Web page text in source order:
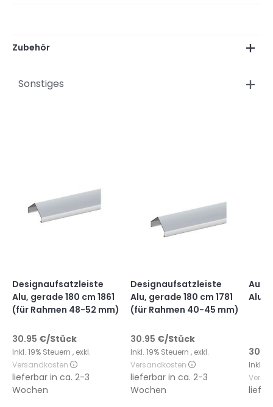
Zubehör
Sonstiges
Designaufsatzleiste
Alu, gerade 180 cm 1861
(für Rahmen 48-52 mm)
30.95 €/Stück
Inkl. 19% Steuern , exkl.
Versandkosten
lieferbar in ca. 2-3
Wochen
Designaufsatzleiste
Alu, gerade 180 cm 1781
(für Rahmen 40-45 mm)
30.95 €/Stück
Inkl. 19% Steuern , exkl.
Versandkosten
lieferbar in ca. 2-3
Wochen
30.95
Inkl.